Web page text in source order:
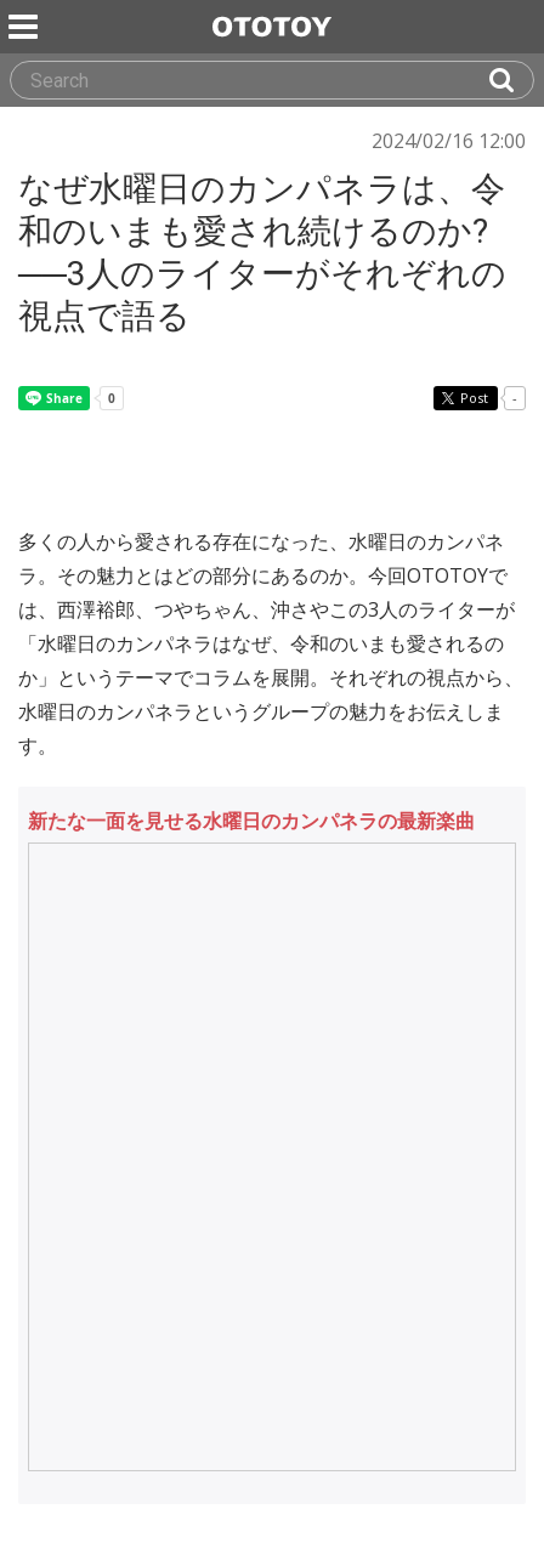
2024/02/16 12:00
なぜ水曜日のカンパネラは、令
和のいまも愛され続けるのか?
──3人のライターがそれぞれの
視点で語る
Post -
多くの人から愛される存在になった、水曜日のカンパネ
ラ。その魅力とはどの部分にあるのか。今回OTOTOYで
は、西澤裕郎、つやちゃん、沖さやこの3人のライターが
「水曜日のカンパネラはなぜ、令和のいまも愛されるの
か」というテーマでコラムを展開。それぞれの視点から、
水曜日のカンパネラというグループの魅力をお伝えしま
す。
新たな一面を見せる水曜日のカンパネラの最新楽曲